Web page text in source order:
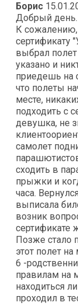
Борис
Добрый день.
К
сертификату
выбрал
указано и
приедешь на
что полеты
месте,
подходить с
девушка, не
самолет
сходить в
прыжки и
часа.
выписала
возник
сертификате
Позже стало
этот полет
6 -
правилам на
находиться
проходил в